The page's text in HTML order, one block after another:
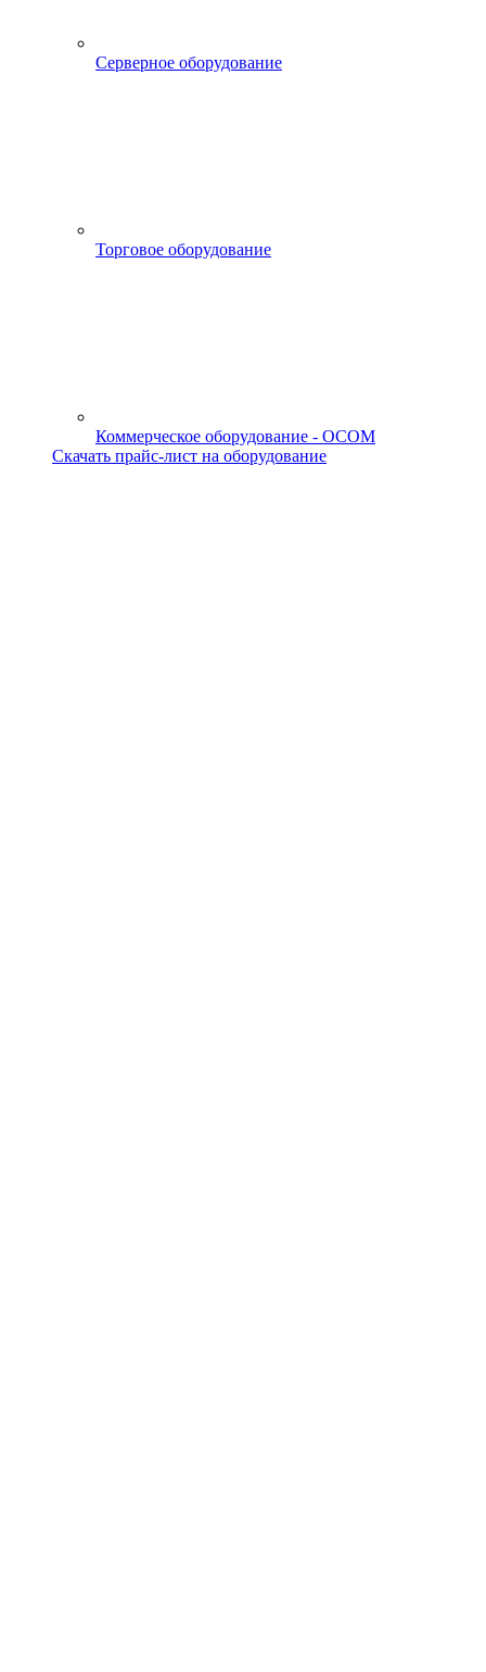
Серверное оборудование
Торговое оборудование
Коммерческое оборудование - OCOM
Скачать прайс-лист на оборудование